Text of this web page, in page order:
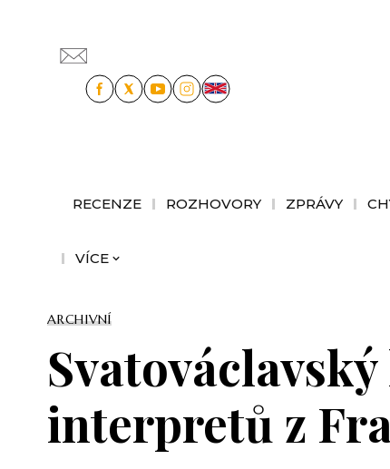
RECENZE ROZHOVORY ZPRÁVY
VÍCE
ARCHIVNÍ
interpretů z